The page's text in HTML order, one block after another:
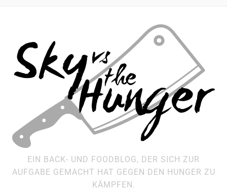
EIN BACK- UND FOODBLOG, DER SICH ZUR
AUFGABE GEMACHT HAT GEGEN DEN HUNGER ZU
KÄMPFEN.